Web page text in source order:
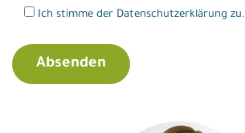
Ich stimme der Datenschutzerklärung zu.